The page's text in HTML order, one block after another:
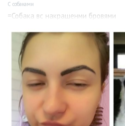
С собаками
=Собака вс накрашенми бровями